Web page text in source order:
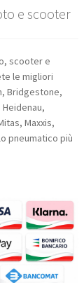
e scooter
scooter e
le migliori
Bridgestone,
Maxxis,
pneumatico più